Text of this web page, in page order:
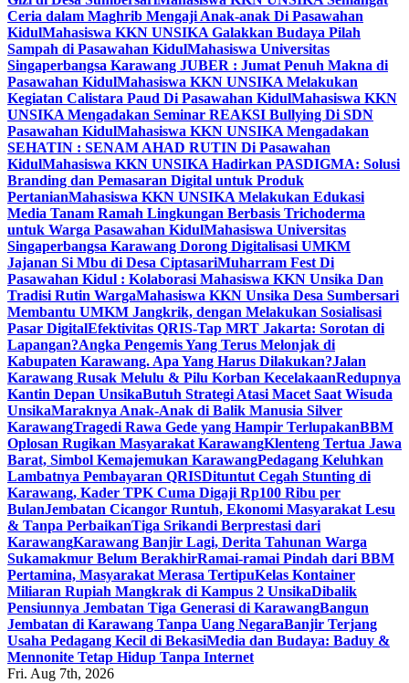
Ceria dalam Maghrib Mengaji Anak-anak Di Pasawahan
KidulMahasiswa KKN UNSIKA Galakkan Budaya Pilah
Sampah di Pasawahan KidulMahasiswa Universitas
Singaperbangsa Karawang JUBER : Jumat Penuh Makna di
Pasawahan KidulMahasiswa KKN UNSIKA Melakukan
Kegiatan Calistara Paud Di Pasawahan KidulMahasiswa KKN
UNSIKA Mengadakan Seminar REAKSI Bullying Di SDN
Pasawahan KidulMahasiswa KKN UNSIKA Mengadakan
SEHATIN : SENAM AHAD RUTIN Di Pasawahan
KidulMahasiswa KKN UNSIKA Hadirkan PASDIGMA: Solusi
Branding dan Pemasaran Digital untuk Produk
PertanianMahasiswa KKN UNSIKA Melakukan Edukasi
Media Tanam Ramah Lingkungan Berbasis Trichoderma
untuk Warga Pasawahan KidulMahasiswa Universitas
Singaperbangsa Karawang Dorong Digitalisasi UMKM
Jajanan Si Mbu di Desa CiptasariMuharram Fest Di
Pasawahan Kidul : Kolaborasi Mahasiswa KKN Unsika Dan
Tradisi Rutin WargaMahasiswa KKN Unsika Desa Sumbersari
Membantu UMKM Jangkrik, dengan Melakukan Sosialisasi
Pasar DigitalEfektivitas QRIS-Tap MRT Jakarta: Sorotan di
Lapangan?Angka Pengemis Yang Terus Melonjak di
Kabupaten Karawang. Apa Yang Harus Dilakukan?Jalan
Karawang Rusak Melulu & Pilu Korban KecelakaanRedupnya
Kantin Depan UnsikaButuh Strategi Atasi Macet Saat Wisuda
UnsikaMaraknya Anak-Anak di Balik Manusia Silver
KarawangTragedi Rawa Gede yang Hampir TerlupakanBBM
Oplosan Rugikan Masyarakat KarawangKlenteng Tertua Jawa
Barat, Simbol Kemajemukan KarawangPedagang Keluhkan
Lambatnya Pembayaran QRISDituntut Cegah Stunting di
Karawang, Kader TPK Cuma Digaji Rp100 Ribu per
BulanJembatan Cicangor Runtuh, Ekonomi Masyarakat Lesu
& Tanpa PerbaikanTiga Srikandi Berprestasi dari
KarawangKarawang Banjir Lagi, Derita Tahunan Warga
Sukamakmur Belum BerakhirRamai-ramai Pindah dari BBM
Pertamina, Masyarakat Merasa TertipuKelas Kontainer
Miliaran Rupiah Mangkrak di Kampus 2 UnsikaDibalik
Pensiunnya Jembatan Tiga Generasi di KarawangBangun
Jembatan di Karawang Tanpa Uang NegaraBanjir Terjang
Usaha Pedagang Kecil di BekasiMedia dan Budaya: Baduy &
Mennonite Tetap Hidup Tanpa Internet
Fri. Aug 7th, 2026